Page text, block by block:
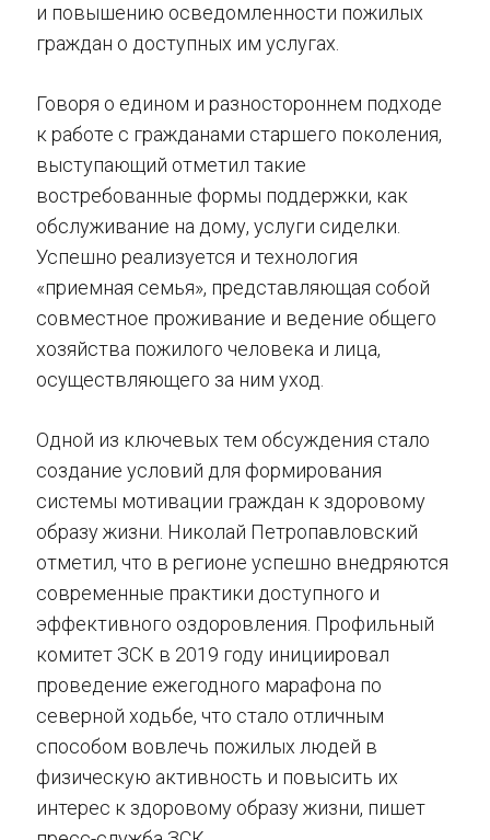
и повышению осведомленности пожилых
граждан о доступных им услугах.
Говоря о едином и разностороннем подходе
к работе с гражданами старшего поколения,
выступающий отметил такие
востребованные формы поддержки, как
обслуживание на дому, услуги сиделки.
Успешно реализуется и технология
«приемная семья», представляющая собой
совместное проживание и ведение общего
хозяйства пожилого человека и лица,
осуществляющего за ним уход.
Одной из ключевых тем обсуждения стало
создание условий для формирования
системы мотивации граждан к здоровому
образу жизни. Николай Петропавловский
отметил, что в регионе успешно внедряются
современные практики доступного и
эффективного оздоровления. Профильный
комитет ЗСК в 2019 году инициировал
проведение ежегодного марафона по
северной ходьбе, что стало отличным
способом вовлечь пожилых людей в
физическую активность и повысить их
интерес к здоровому образу жизни, пишет